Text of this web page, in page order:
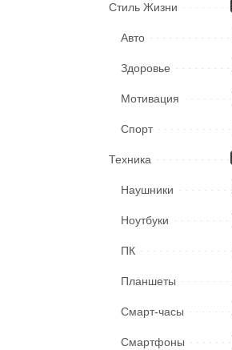
Стиль Жизни
Авто
Здоровье
Мотивация
Спорт
Техника
Наушники
Ноутбуки
ПК
Планшеты
Смарт-часы
Смартфоны